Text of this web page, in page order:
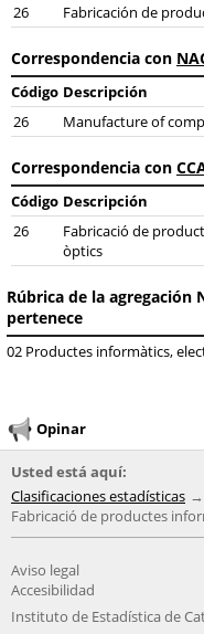
26
Fabricación de
Correspondencia con
Código Descripción
26
Manufacture of
Correspondencia con
Código Descripción
26
Fabricació de
òptics
Rúbrica de la agregación
pertenece
02 Productes informàtics,
Opinar
Usted está aquí:
Clasificaciones estadísticas
Fabricació de productes
Aviso legal
Accesibilidad
Instituto de Estadística de